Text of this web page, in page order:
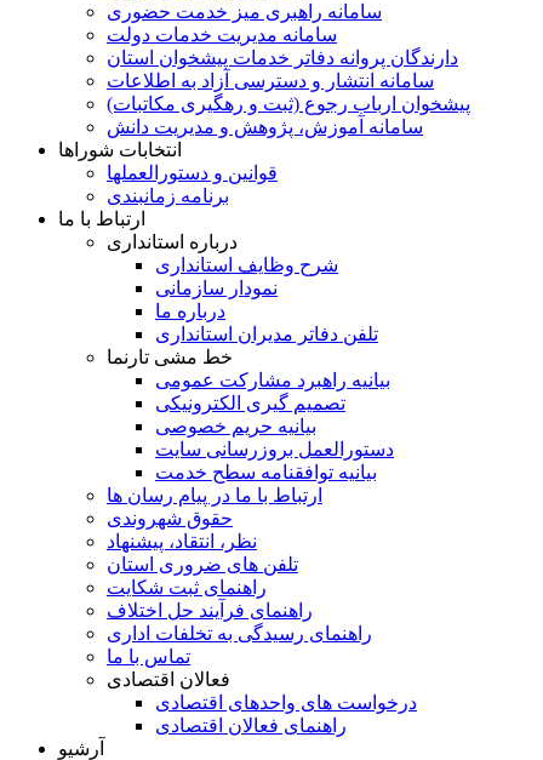
سامانه راهبری میز خدمت حضوری
سامانه مدیریت خدمات دولت
دارندگان پروانه دفاتر خدمات پیشخوان استان
سامانه انتشار و دسترسی آزاد به اطلاعات
پیشخوان ارباب رجوع (ثبت و رهگیری مکاتبات)
سامانه آموزش، پژوهش و مدیریت دانش
انتخابات شوراها
قوانین و دستورالعملها
برنامه زمانبندی
ارتباط با ما
درباره استانداری
شرح وظایف استانداری
نمودار سازمانی
درباره ما
تلفن دفاتر مدیران استانداری
خط مشی تارنما
بیانیه راهبرد مشارکت عمومی
تصمیم گیری الکترونیکی
بیانیه حریم خصوصی
دستورالعمل بروزرسانی سایت
بیانیه توافقنامه سطح خدمت
ارتباط با ما در پیام رسان ها
حقوق شهروندی
نظر، انتقاد، پیشنهاد
تلفن های ضروری استان
راهنمای ثبت شکایت
راهنمای فرآیند حل اختلاف
راهنمای رسیدگی به تخلفات اداری
تماس با ما
فعالان اقتصادی
درخواست های واحدهای اقتصادی
راهنمای فعالان اقتصادی
آرشیو